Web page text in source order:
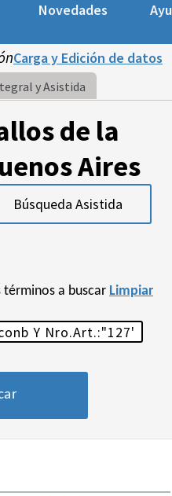
Novedades
Carga y Edición de datos
y Asistida
de la
Aires
Búsqueda Asistida
términos a buscar Limpiar